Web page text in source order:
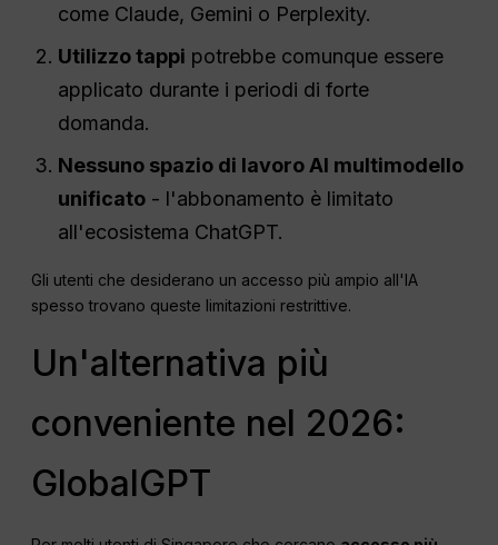
come Claude, Gemini o Perplexity.
Utilizzotappi potrebbe comunque essere
applicato durante i periodi di forte
domanda.
Nessuno spazio di lavoro AI multimodello
unificato - l'abbonamento è limitato
all'ecosistema ChatGPT.
Gli utenti che desiderano un accesso più ampio all'IA
spesso trovano queste limitazioni restrittive.
Un'alternativa più
conveniente nel 2026:
GlobalGPT